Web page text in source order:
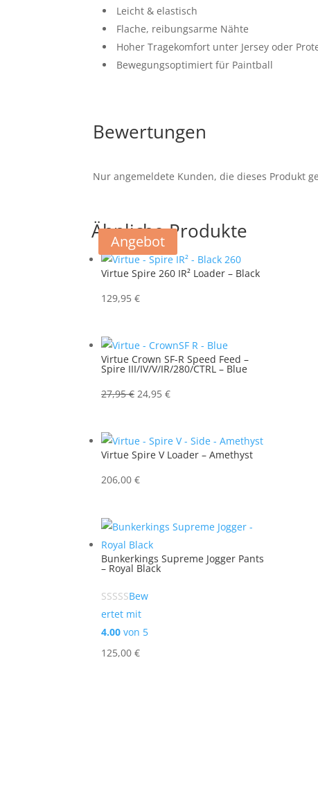
Leicht & elastisch
Flache, reibungsarme Nähte
Hoher Tragekomfort unter Jersey oder
Bewegungsoptimiert für Paintball
Bewertungen
Nur angemeldete Kunden, die dieses Produkt
Ähnliche Produkte
Virtue Spire 260 IR² Loader – Black
129,95 €
Angebot
Virtue Crown SF-R Speed Feed –
Spire III/IV/V/IR/280/CTRL – Blue
27,95€ Ursprünglicher
27,95 €
24,95 €Aktueller
24,95 €.
Virtue Spire V Loader – Amethyst
206,00 €
Bunkerkings Supreme Jogger Pants
– Royal Black
Bew
ertet mit
4.00 von 5
125,00 €